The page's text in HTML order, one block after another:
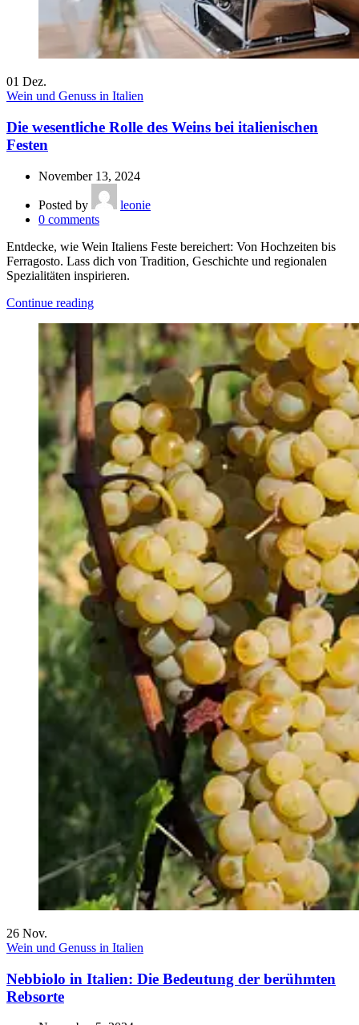
01 Dez.
Wein und Genuss in Italien
Die wesentliche Rolle des Weins bei italienischen
Festen
November 13, 2024
Posted by
leonie
0 comments
Entdecke, wie Wein Italiens Feste bereichert: Von Hochzeiten bis
Ferragosto. Lass dich von Tradition, Geschichte und regionalen
Spezialitäten inspirieren.
Continue reading
26 Nov.
Wein und Genuss in Italien
Nebbiolo in Italien: Die Bedeutung der berühmten
Rebsorte